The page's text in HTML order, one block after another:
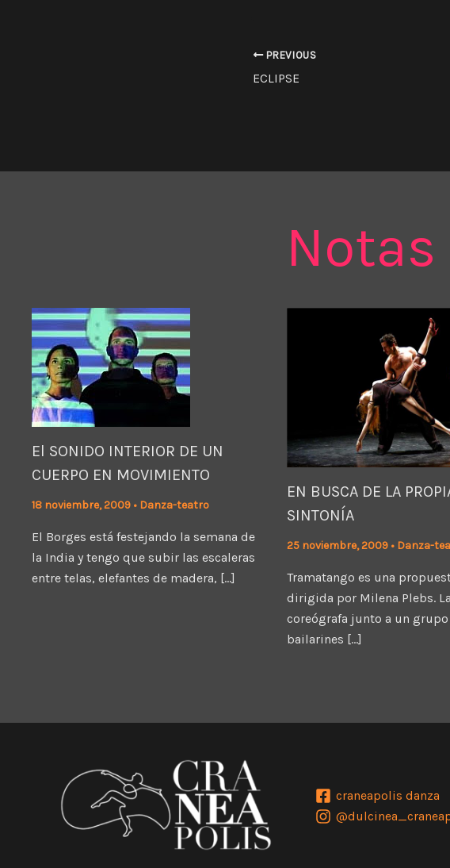
PREVIOUS
ECLIPSE
El SONIDO INTERIOR DE UN
CUERPO EN MOVIMIENTO
18 noviembre, 2009 • Danza-teatro
El Borges está festejando la semana de
la India y tengo que subir las escaleras
entre telas, elefantes de madera, […]
EN BUSCA DE LA
SINTONÍA
25 noviembre, 2009 • Danza-
Tramatango es una
dirigida por Milena Plebs.
coreógrafa junto a un
bailarines […]
craneapolis danza